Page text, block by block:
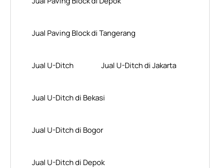
Jual Paving Block di Tangerang
Jual U-Ditch Jual U-Ditch di Jakarta
Jual U-Ditch di Bekasi
Jual U-Ditch di Bogor
Jual U-Ditch di Depok